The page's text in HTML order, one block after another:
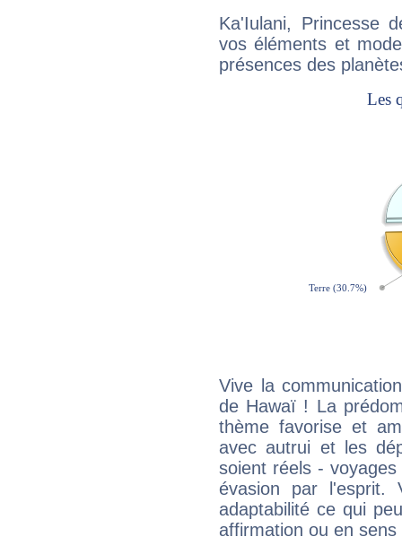
Ka'Iulani, Princesse
vos éléments et
présences des
Vive la
de Hawaï ! La
thème favorise et
avec autrui et les
soient réels -
évasion par l'esprit.
adaptabilité ce qui
affirmation ou en